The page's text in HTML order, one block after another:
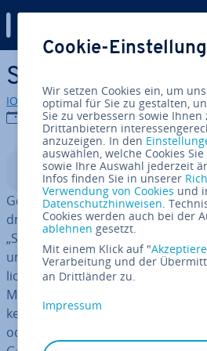
Zum Haupt­in­halt springen
Sharing Economy
IONOS Redaktion
16.03.2022
Auf
In­halts­ver­zeich­nis
Geteilte Freude ist doppelte
drückt – ähnlich wie ihre
„Sharing is caring“ – eine neue
und ge­mein­sa­men Nutzen aus.
lich kein neues Phänomen –
Menschen Geräte
kei­ten und Kennt­nis­se in den
oder über­lie­fer­ten Ge­schich­ten
Cookie-
Wir setzen Cookies ein, um
optimal für Sie zu gestalten,
Sie zu verbessern sowie
Drittanbietern
anzuzeigen. In den
auswählen, welche Cookies
sowie Ihre Auswahl jederzeit
Infos finden Sie in unserer
Verwendung von Cookies und
Datenschutzhinweisen.
Cookies werden auch bei der
ablehnen gesetzt.
Mit einem Klick auf "
Verarbeitung und der
an Drittländer zu.
Impressum